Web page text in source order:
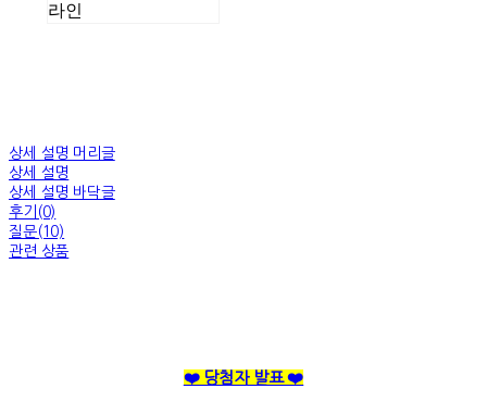
라인
상세 설명 머리글
상세 설명
상세 설명 바닥글
후기(0)
질문(10)
관련 상품
❤️ 당첨자 발표 ❤️